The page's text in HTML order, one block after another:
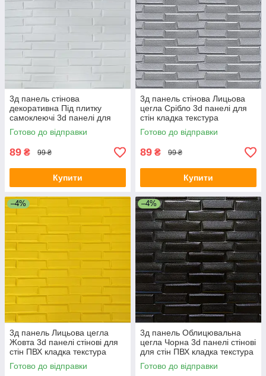
3д панель стінова
декоративна Під плитку
самоклеючі 3d панелі для
стін текстурна 700x770x5 мм
(31) SW-00000167
Готово до відправки
89 ₴ 99 ₴
Купити
3д панель стінова Лицьова
цегла Срібло 3d панелі для
стін кладка текстура
700x770x5мм (34) SW-
00000217
Готово до відправки
89 ₴ 99 ₴
Купити
–4%
3д панель Лицьова цегла
Жовта 3d панелі стінові для
стін ПВХ кладка текстура
700x770x7мм (37) SW-
00000302
Готово до відправки
–4%
3д панель Облицювальна
цегла Чорна 3d панелі стінові
для стін ПВХ кладка текстура
700x770x7мм (38) SW-
00000303
Готово до відправки